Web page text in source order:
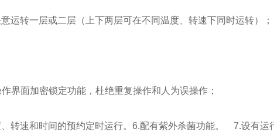
运转一层或二层（上下两层可在不同温度、转速下同时运转）；
界面加密锁定功能，杜绝重复操作和人为误操作；
转速和时间的预约定时运行。 6.配有紫外杀菌功能。 7.设有运